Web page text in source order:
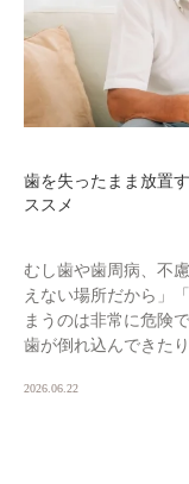
歯を失ったまま放置
ススメ
むし歯や歯周病、不
えない場所だから」
まうのは非常に危険
歯が倒れ込んできた
2026.06.22